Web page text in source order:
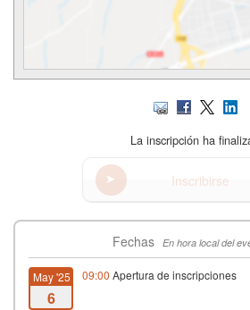
La inscripción ha
Inscribirse
Fechas En hora local del
May '25
6
09:00 Apertura de inscripciones